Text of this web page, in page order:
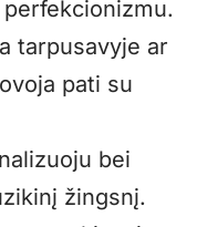
tarpusavyje ar
pati su
bei
žingsnį.